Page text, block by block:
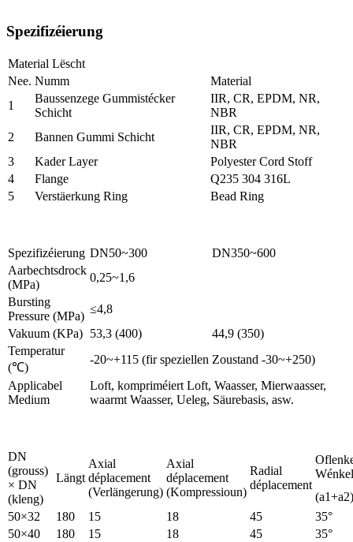
Spezifizéierung
Material Lëscht
Nee. Numm
Material
1
Baussenzege Gummistécker
Schicht
IIR, CR, EPDM, NR,
NBR
2
Bannen Gummi Schicht
IIR, CR, EPDM, NR,
NBR
3
Kader Layer
Polyester Cord Stoff
4
Flange
Q235 304 316L
5
Verstäerkung Ring Bead Ring
Spezifizéierung DN50~300
DN350~600
Aarbechtsdrock
(MPa)
0,25~1,6
Bursting
Pressure (MPa)
≤4,8
Vakuum (KPa) 53,3 (400)
44,9 (350)
Temperatur
(℃)
-20~+115 (fir speziellen Zoustand -30~+250)
Applicabel
Medium
Loft, kompriméiert Loft, Waasser, Mierwaasser,
waarmt Waasser, Ueleg, Säurebasis, asw.
DN
(grouss)
× DN
(kleng)
Längt
Axial
déplacement
(Verlängerung)
Axial
déplacement
(Kompressioun)
Radial
déplacement
Wénkel
50×32
180 15 18 45
35°
50×40
180 15 18 45 35°